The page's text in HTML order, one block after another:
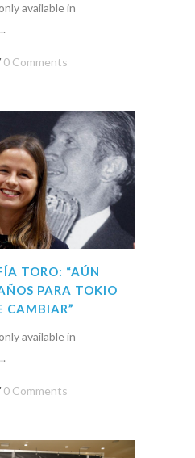
available in
0 Comments
TORO: “AÚN
PARA TOKIO
CAMBIAR”
available in
0 Comments